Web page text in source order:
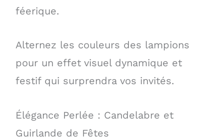
féerique.
Alternez les couleurs des lampions
pour un effet visuel dynamique et
festif qui surprendra vos invités.
Élégance Perlée : Candelabre et
Guirlande de Fêtes